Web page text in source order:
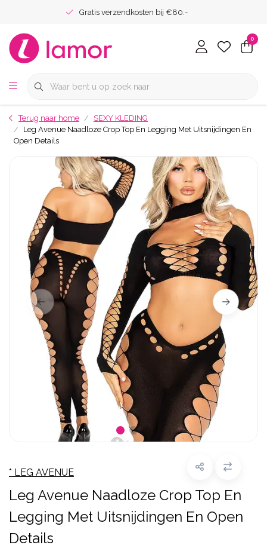
Gratis verzendkosten bij €80.-
0
Terug naar home
SEXY KLEDING
Leg Avenue Naadloze Crop Top En Legging Met Uitsnijdingen En
Open Details
* LEG AVENUE
Leg Avenue Naadloze Crop Top En
Legging Met Uitsnijdingen En Open
Details